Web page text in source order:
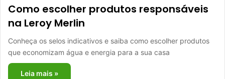
Como escolher produtos responsáveis
na Leroy Merlin
Conheça os selos indicativos e saiba como escolher produtos
que economizam água e energia para a sua casa
Leia mais »